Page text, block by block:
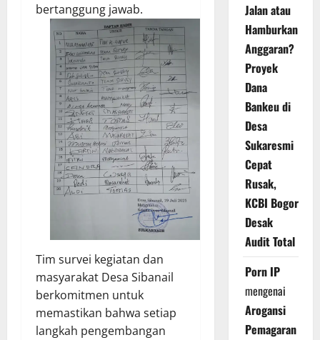
bertanggung jawab.
Tim survei kegiatan dan
masyarakat Desa Sibanail
berkomitmen untuk
memastikan bahwa setiap
langkah pengembangan
Jalan atau
Hamburkan
Anggaran?
Proyek
Dana
Bankeu di
Desa
Sukaresmi
Cepat
Rusak,
KCBI Bogor
Desak
Audit Total
Porn IP
mengenai
Arogansi
Pemagaran